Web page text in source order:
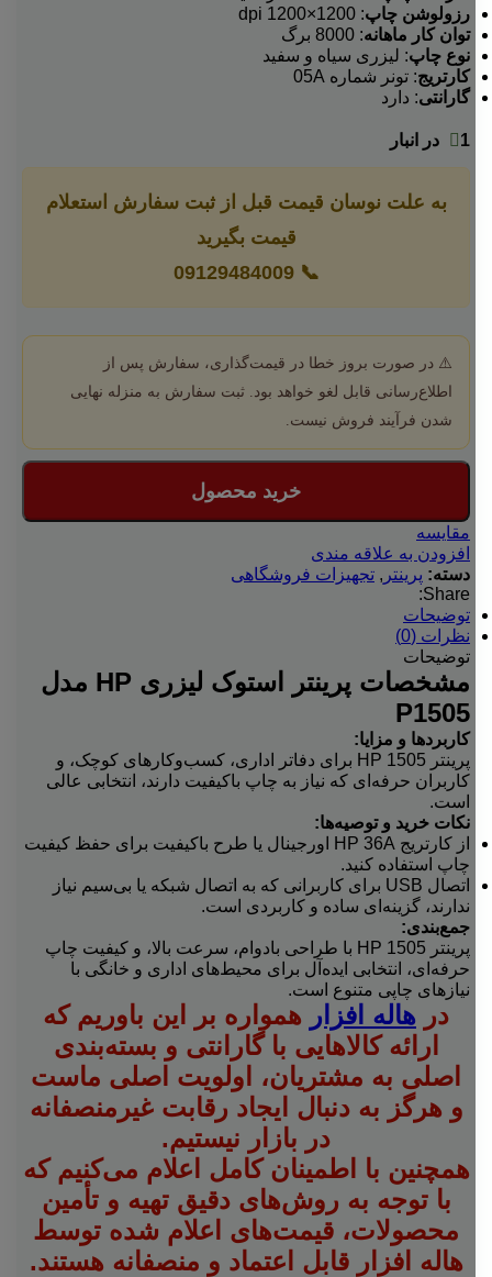
رزولوشن چاپ: 1200×1200 dpi
توان کار ماهانه: 8000 برگ
نوع چاپ: لیزری سیاه و سفید
کارتریج: تونر شماره 05A
گارانتی: دارد
1 در انبار
به علت نوسان قیمت قبل از ثبت سفارش استعلام
قیمت بگیرید
📞
09129484009
⚠️ در صورت بروز خطا در قیمت‌گذاری، سفارش پس از
اطلاع‌رسانی قابل لغو خواهد بود. ثبت سفارش به منزله نهایی
شدن فرآیند فروش نیست.
خرید محصول
مقایسه
افزودن به علاقه مندی
دسته: پرینتر , تجهیزات فروشگاهی
Share:
توضیحات
نظرات (0)
توضیحات
مشخصات پرینتر استوک لیزری HP مدل
P1505
کاربردها و مزایا:
پرینتر HP 1505 برای دفاتر اداری، کسب‌وکارهای کوچک، و
کاربران حرفه‌ای که نیاز به چاپ باکیفیت دارند، انتخابی عالی
است.
نکات خرید و توصیه‌ها:
از کارتریج HP 36A اورجینال یا طرح باکیفیت برای حفظ کیفیت
چاپ استفاده کنید.
اتصال USB برای کاربرانی که به اتصال شبکه یا بی‌سیم نیاز
ندارند، گزینه‌ای ساده و کاربردی است.
جمع‌بندی:
پرینتر HP 1505 با طراحی بادوام، سرعت بالا، و کیفیت چاپ
حرفه‌ای، انتخابی ایده‌آل برای محیط‌های اداری و خانگی با
نیازهای چاپی متنوع است.
در هاله افزار همواره بر این باوریم که
ارائه کالاهایی با گارانتی و بسته‌بندی
اصلی به مشتریان، اولویت اصلی ماست
و هرگز به دنبال ایجاد رقابت غیرمنصفانه
در بازار نیستیم.
همچنین با اطمینان کامل اعلام می‌کنیم که
با توجه به روش‌های دقیق تهیه و تأمین
محصولات، قیمت‌های اعلام شده توسط
هاله افزار قابل اعتماد و منصفانه هستند.